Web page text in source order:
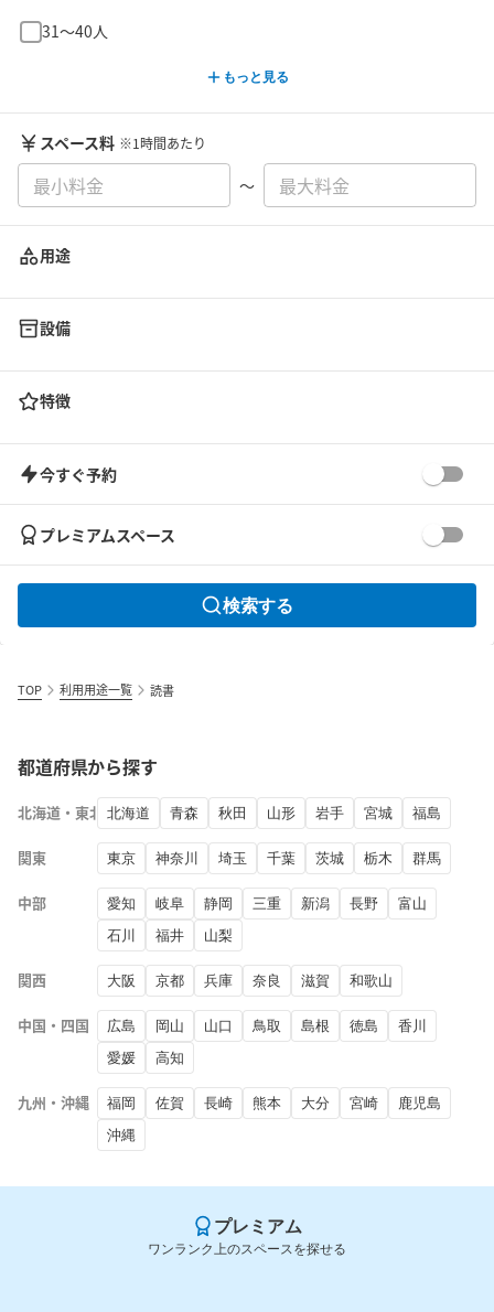
31〜40人
もっと見る
スペース料 ※1時間あたり
〜
用途
設備
特徴
今すぐ予約
プレミアムスペース
検索する
TOP 利用用途一覧 読書
都道府県から探す
北海道・東北 北海道 青森 秋田 山形 岩手 宮城 福島
関東 東京 神奈川 埼玉 千葉 茨城 栃木 群馬
中部 愛知 岐阜 静岡 三重 新潟 長野
富山
石川
福井 山梨
関西 大阪 京都 兵庫 奈良 滋賀 和歌山
中国・四国 広島 岡山 山口 鳥取 島根 徳島
香川
愛媛
高知
九州・沖縄 福岡 佐賀 長崎 熊本 大分 宮崎
鹿児島
沖縄
プレミアム
ワンランク上のスペースを探せる